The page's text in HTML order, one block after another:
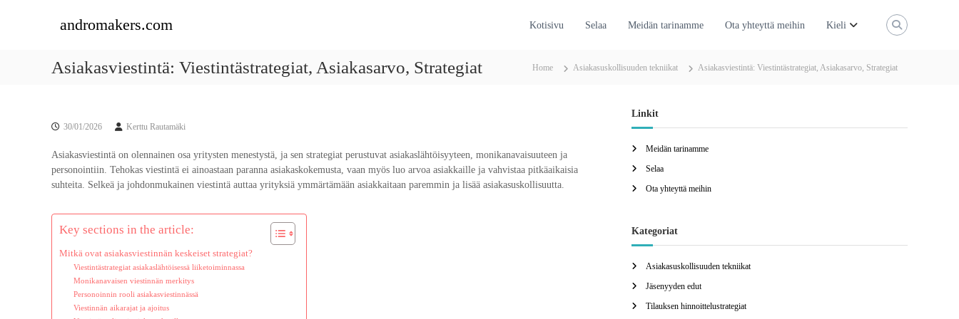
andromakers.com Kotisivu Selaa Meidän tarinamme Ota yhteyttä meihin Kieli
Asiakasviestintä: Viestintästrategiat, Asiakasarvo, Strategiat Home Asiakasuskollisuuden tekniikat Asiakasviestintä: Viestintästrategiat, Asiakasarvo, Strategiat
30/01/2026 Kerttu Rautamäki
Asiakasviestintä on olennainen osa yritysten menestystä, ja sen strategiat perustuvat asiakaslähtöisyyteen, monikanavaisuuteen ja
personointiin. Tehokas viestintä ei ainoastaan paranna asiakaskokemusta, vaan myös luo arvoa asiakkaille ja vahvistaa pitkäaikaisia
suhteita. Selkeä ja johdonmukainen viestintä auttaa yrityksiä ymmärtämään asiakkaitaan paremmin ja lisää asiakasuskollisuutta.
Key sections in the article:
Mitkä ovat asiakasviestinnän keskeiset strategiat?
Viestintästrategiat asiakaslähtöisessä liiketoiminnassa
Monikanavaisen viestinnän merkitys
Personoinnin rooli asiakasviestinnässä
Viestinnän aikarajat ja ajoitus
Linkit
Meidän tarinamme
Selaa
Ota yhteyttä meihin
Kategoriat
Asiakasuskollisuuden tekniikat
Jäsenyyden edut
Tilauksen hinnoittelustrategiat